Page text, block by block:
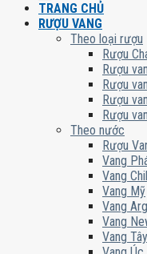
TRANG CHỦ
RƯỢU VANG
Theo loại rượu
Rượu
Rượu
Rượu
Rượu
Rượu
Theo nước
Rượu
Vang
Vang
Vang Mỹ
Vang
Vang
Vang